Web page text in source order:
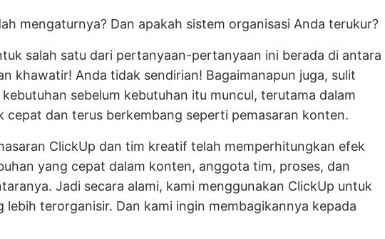
mengaturnya? Dan apakah sistem organisasi Anda terukur?
salah satu dari pertanyaan-pertanyaan ini berada di antara
khawatir! Anda tidak sendirian! Bagaimanapun juga, sulit
sebelum kebutuhan itu muncul, terutama dalam
cepat dan terus berkembang seperti pemasaran konten.
ClickUp dan tim kreatif telah memperhitungkan efek
yang cepat dalam konten, anggota tim, proses, dan
Jadi secara alami, kami menggunakan ClickUp untuk
lebih terorganisir. Dan kami ingin membagikannya kepada